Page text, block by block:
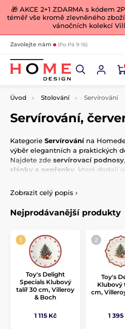
🎁 AKCE 2+1 ZDARMA s kódem
téměř vše kromě zlevněného
vánočních kolekcí
Zavolejte nám (Po-Pá 9-16)
Úvod Stolování Servírování
Servírování,
Kategorie Servírovánína
výběr elegantních a praktických
Najdete zde servírovací podnosy,
slánky a pepřenky , které dodají
Produkty jsou vyrobeny z
značek, napříkladVilleroy & Boch
jako jsouToy's Delight Country
vyberete ideální kousky pro
každodenního stolování po
Zobrazit celý popis ›
Nejprodávanější produkty
Toy's Delight
Specials Klubový
talíř 30 cm, Villeroy
& Boch
1 115 Kč
Toy's
Klubový
cm,
1